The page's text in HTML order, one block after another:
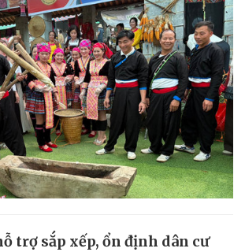
trợ sắp xếp, ổn định dân cư